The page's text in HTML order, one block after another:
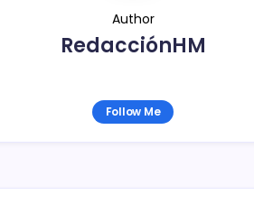
Author
RedacciónHM
Follow Me